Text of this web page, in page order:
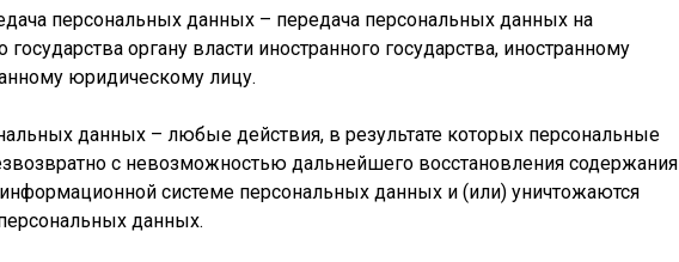
персональных данных – передача персональных данных на
органу власти иностранного государства, иностранному
юридическому лицу.
данных – любые действия, в результате которых персональные
с невозможностью дальнейшего восстановления содержания
системе персональных данных и (или) уничтожаются
данных.